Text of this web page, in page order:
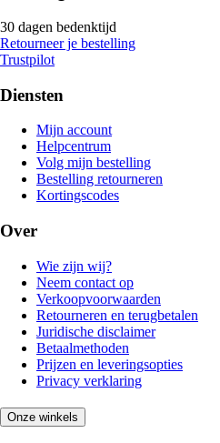
30 dagen bedenktijd
Retourneer je bestelling
Trustpilot
Diensten
Mijn account
Helpcentrum
Volg mijn bestelling
Bestelling retourneren
Kortingscodes
Over
Wie zijn wij?
Neem contact op
Verkoopvoorwaarden
Retourneren en terugbetalen
Juridische disclaimer
Betaalmethoden
Prijzen en leveringsopties
Privacy verklaring
Onze winkels